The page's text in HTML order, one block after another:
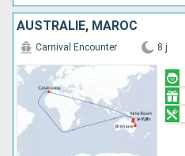
AUSTRALIE, MAROC
Carnival Encounter 8 j